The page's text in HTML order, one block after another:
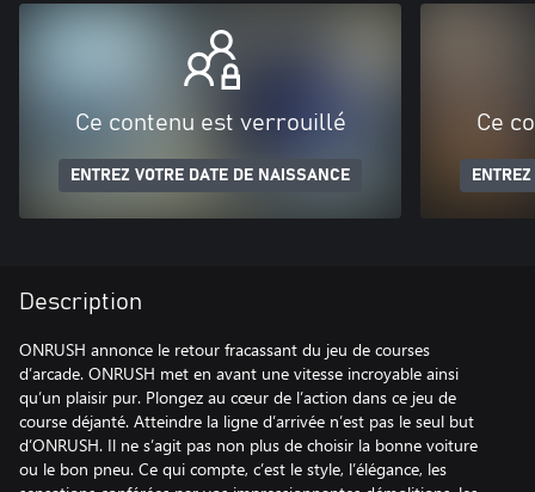
Ce contenu est verrouillé
ENTREZ VOTRE DATE DE NAISSANCE
Ce
Description
ONRUSH annonce le retour fracassant du jeu de courses
d’arcade. ONRUSH met en avant une vitesse incroyable ainsi
qu’un plaisir pur. Plongez au cœur de l’action dans ce jeu de
course déjanté. Atteindre la ligne d’arrivée n’est pas le seul but
d’ONRUSH. Il ne s’agit pas non plus de choisir la bonne voiture
ou le bon pneu. Ce qui compte, c’est le style, l’élégance, les